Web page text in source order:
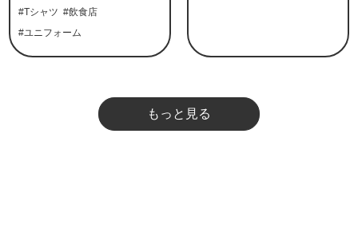
#Tシャツ #飲食店
#ユニフォーム
もっと見る